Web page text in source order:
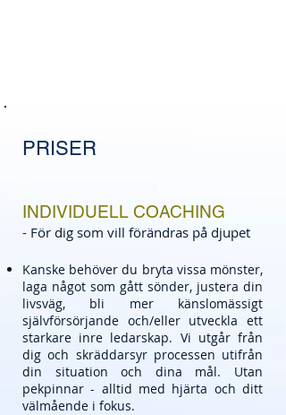
PRISER
INDIVIDUELL COACHING
- För dig som vill förändras på djupet​
​Kanske behöver du bryta vissa mönster,
laga något som gått sönder, justera din
livsväg, bli mer känslomässigt
självförsörjande och/eller utveckla ett
starkare inre ledarskap. Vi utgår från
dig och skräddarsyr processen utifrån
din situation och dina mål. Utan
pekpinnar - alltid med hjärta och ditt
välmående i fokus.